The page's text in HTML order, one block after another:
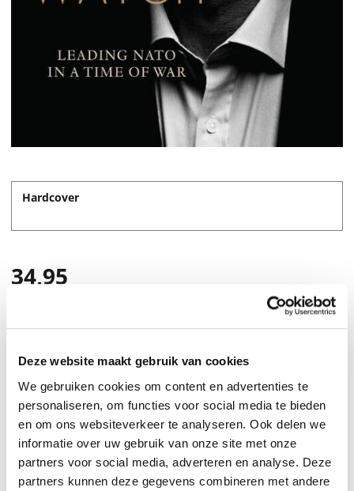
Deze website maakt gebruik van cookies
We gebruiken cookies om content en advertenties te
personaliseren, om functies voor social media te bieden
en om ons websiteverkeer te analyseren. Ook delen we
informatie over uw gebruik van onze site met onze
partners voor social media, adverteren en analyse. Deze
partners kunnen deze gegevens combineren met andere
Hardcover
34,95